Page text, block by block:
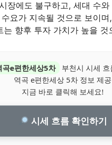
장에도 불구하고, 세대 수
요가 지속될 것으로 보이
향후 투자 가치가 높을 것
곡e편한세상5차
부천시 시세 흐
역곡 e편한세상 5차 정보 제공
지금 바로 클릭해 보세요!
시세 흐름 확인하기